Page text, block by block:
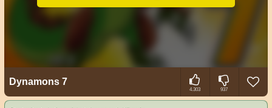
Dynamons 7
4.303 937